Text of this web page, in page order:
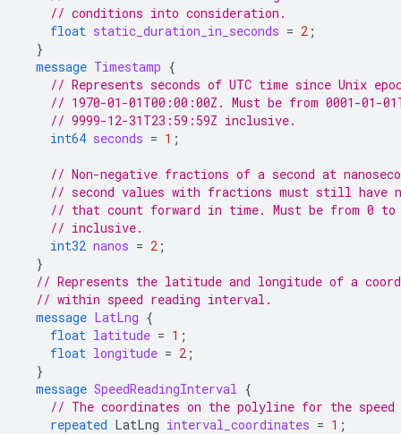
// conditions into consideration.
float static_duration_in_seconds = 2 ;
}
message Timestamp {
// Represents seconds of UTC time since Unix
// 1970-01-01T00:00:00Z. Must be from 0001-01-
// 9999-12-31T23:59:59Z inclusive.
int64 seconds = 1 ;
// Non-negative fractions of a second at
// second values with fractions must still have
// that count forward in time. Must be from 0 to
// inclusive.
int32 nanos = 2 ;
}
// Represents the latitude and longitude of a
// within speed reading interval.
message LatLng {
float latitude = 1 ;
float longitude = 2 ;
}
message SpeedReadingInterval {
// The coordinates on the polyline for the
repeated LatLng interval_coordinates = 1 ;